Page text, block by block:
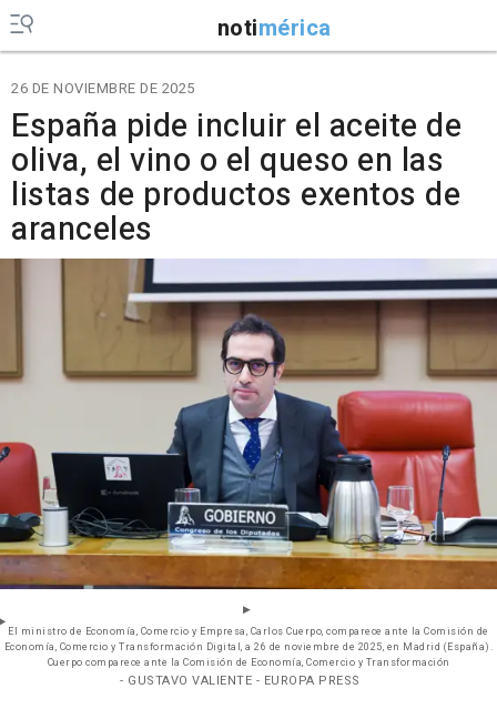
notimérica
26 DE NOVIEMBRE DE 2025
España pide incluir el aceite de
oliva, el vino o el queso en las
listas de productos exentos de
aranceles
El ministro de Economía, Comercio y Empresa, Carlos Cuerpo, comparece ante la Comisión de
Economía, Comercio y Transformación Digital, a 26 de noviembre de 2025, en Madrid (España).
Cuerpo comparece ante la Comisión de Economía, Comercio y Transformación
- GUSTAVO VALIENTE - EUROPA PRESS